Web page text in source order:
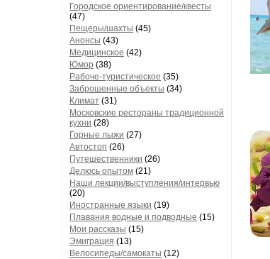
Городское ориентирование/квесты
(47)
Пещеры/шахты (45)
Анонсы (43)
Медицинское (42)
Юмор (38)
Рабоче-туристическое (35)
Заброшенные объекты (34)
Климат (31)
Московские рестораны традиционной
кухни (28)
Горные лыжи (27)
Автостоп (26)
Путешественники (26)
Делюсь опытом (21)
Наши лекции/выступления/интервью
(20)
Иностранные языки (19)
Плавания водные и подводные (15)
Мои рассказы (15)
Эмиграция (13)
Велосипеды/самокаты (12)